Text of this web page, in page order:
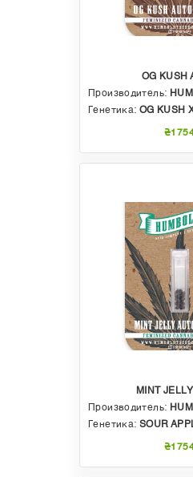
OG KUSH
Производитель:
Генетика: OG KUSH X OG
MINT
Производитель:
Генетика: SOUR APPLE